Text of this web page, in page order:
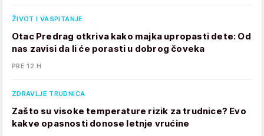
ŽIVOT I VASPITANJE
Otac Predrag otkriva kako majka upropasti dete: Od
nas zavisi da li će porasti u dobrog čoveka
PRE 12 H
ZDRAVLJE TRUDNICA
Zašto su visoke temperature rizik za trudnice? Evo
kakve opasnosti donose letnje vrućine